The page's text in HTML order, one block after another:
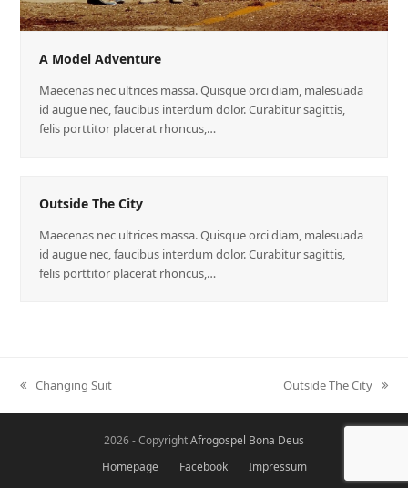
A Model Adventure
Maecenas nec ultrices massa. Quisque orci diam, malesuada
id augue nec, faucibus interdum dolor. Curabitur sagittis,
felis porttitor placerat rhoncus,…
Outside The City
Maecenas nec ultrices massa. Quisque orci diam, malesuada
id augue nec, faucibus interdum dolor. Curabitur sagittis,
felis porttitor placerat rhoncus,…
Changing Suit Outside The City
2026 - CopyrightAfrogospel Bona Deus
Homepage
Facebook Impressum